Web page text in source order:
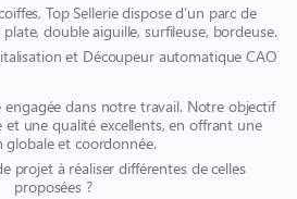
Top Sellerie dispose d’un parc de
double aiguille, surfileuse, bordeuse.
et Découpeur automatique CAO
dans notre travail. Notre objectif
une qualité excellents, en offrant une
globale et coordonnée.
projet à réaliser différentes de celles
proposées ?